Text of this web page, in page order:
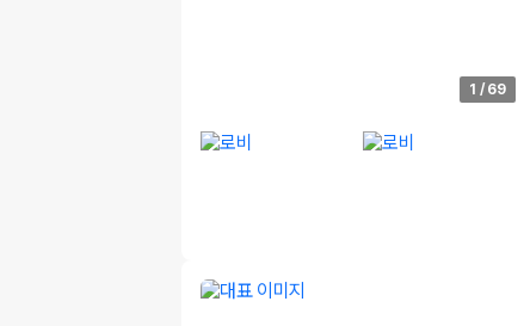
1 / 69